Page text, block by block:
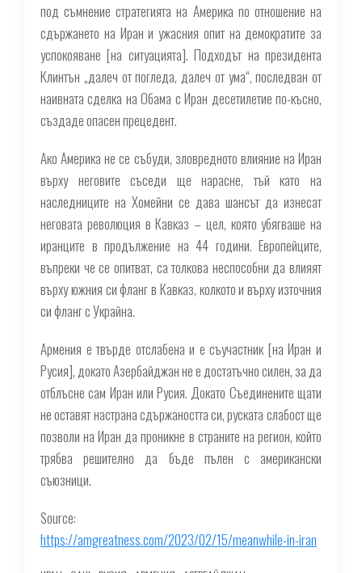
под съмнение стратегията на Америка по отношение на
сдържането на Иран и ужасния опит на демократите за
успокояване [на ситуацията]. Подходът на президента
Клинтън „далеч от погледа, далеч от ума“, последван от
наивната сделка на Обама с Иран десетилетие по-късно,
създаде опасен прецедент.
Ако Америка не се събуди, зловредното влияние на Иран
върху неговите съседи ще нарасне, тъй като на
наследниците на Хомейни се дава шансът да изнесат
неговата революция в Кавказ – цел, която убягваше на
иранците в продължение на 44 години. Европейците,
въпреки че се опитват, са толкова неспособни да влияят
върху южния си фланг в Кавказ, колкото и върху източния
си фланг с Украйна.
Армения е твърде отслабена и е съучастник [на Иран и
Русия], докато Азербайджан не е достатъчно силен, за да
отблъсне сам Иран или Русия. Докато Съединените щати
не оставят настрана сдържаността си, руската слабост ще
позволи на Иран да проникне в страните на регион, който
трябва решително да бъде пълен с американски
съюзници.
Source:
https://amgreatness.com/2023/02/15/meanwhile-in-iran